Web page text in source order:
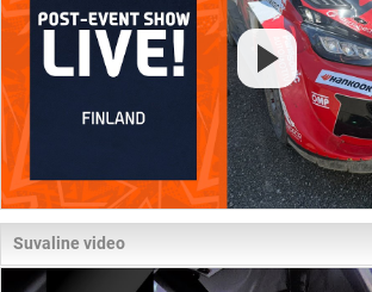
Suvaline video